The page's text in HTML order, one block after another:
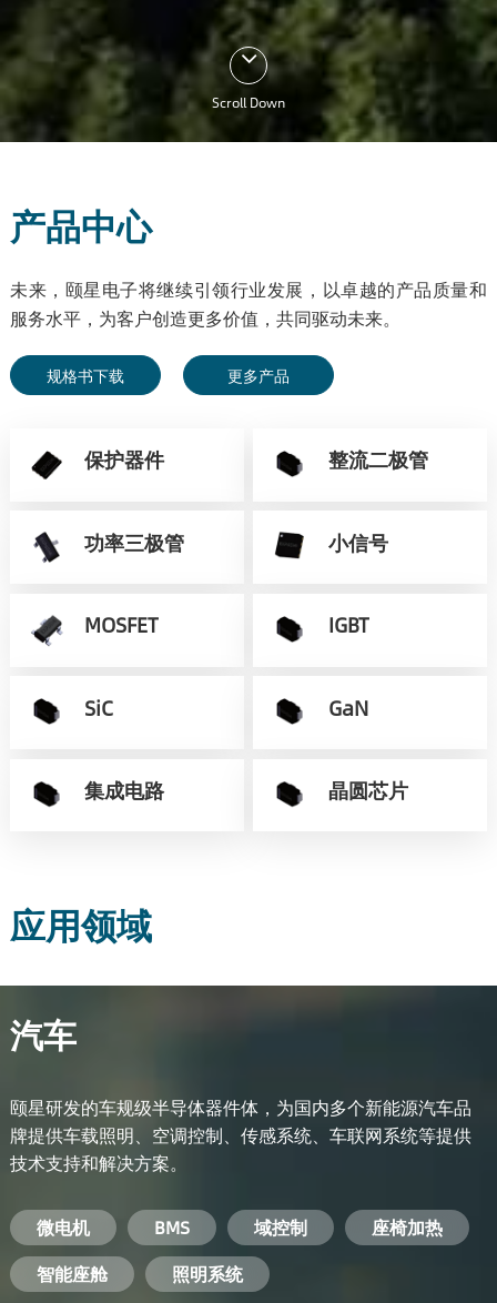
Scroll Down
产品中心
未来，颐星电子将继续引领行业发展，以卓越的产品质量和
服务水平，为客户创造更多价值，共同驱动未来。
规格书下载 更多产品
保护器件 整流二极管
功率三极管 小信号
MOSFET IGBT
SiC GaN
集成电路 晶圆芯片
应用领域
汽车
颐星研发的车规级半导体器件体，为国内多个新能源汽车品
牌提供车载照明、空调控制、传感系统、车联网系统等提供
技术支持和解决方案。
微电机 BMS 域控制
座椅加热
智能座舱
照明系统
电池管理系统
储能逆变器
工业电焊机 变频器
电机驱动
安防摄像头
开关电源 手机充电器
服务器电源
PC电源
电脑 手机 基站 机顶盒
智能农业 智能医疗
智能交通
智能家居